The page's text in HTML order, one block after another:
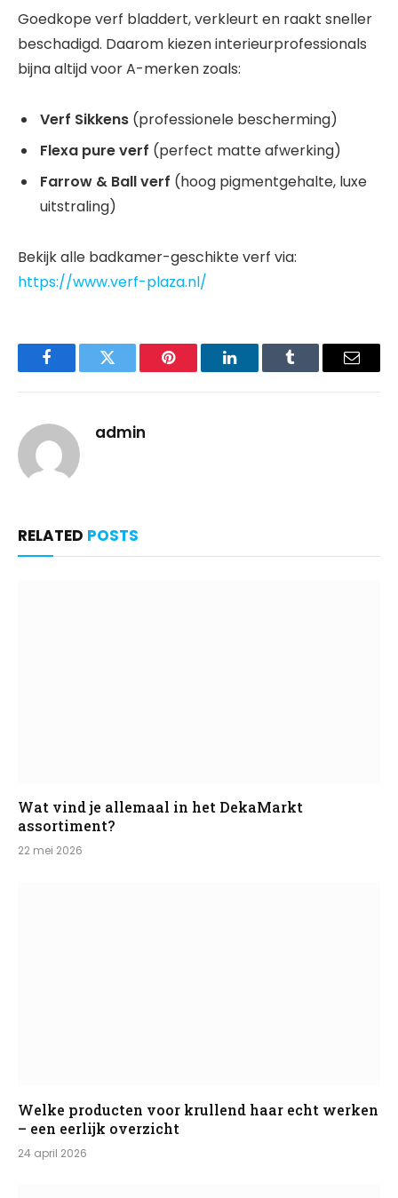
Goedkope verf bladdert, verkleurt en raakt sneller
beschadigd. Daarom kiezen interieurprofessionals
bijna altijd voor A-merken zoals:
Verf Sikkens (professionele bescherming)
Flexa pure verf (perfect matte afwerking)
Farrow & Ball verf (hoog pigmentgehalte, luxe
uitstraling)
Bekijk alle badkamer-geschikte verf via:
https://www.verf-plaza.nl/
FacebookTwitter Pinterest LinkedInTumblr Email
admin
RELATED POSTS
Wat vind je allemaal in het DekaMarkt
assortiment?
22 mei 2026
Welke producten voor krullend haar echt werken
– een eerlijk overzicht
24 april 2026